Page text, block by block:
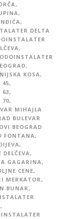
,
,
,
DELTA
,
,
KOSA,
45,
63,
70,
MIHAJLA
BULEVAR
BEOGRAD
FONTANA,
,
,
GAGARINA,
CENE,
MERKATOR,
BUNAR,
,